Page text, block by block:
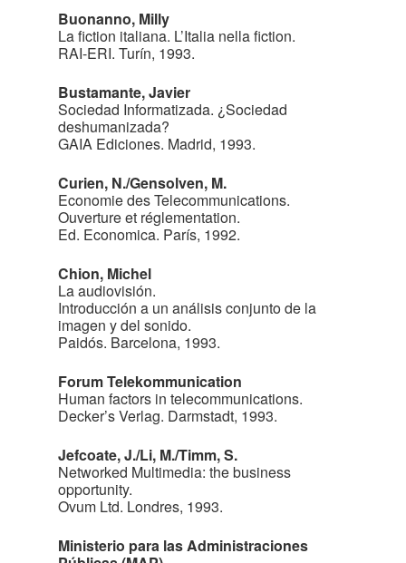
Buonanno, Milly
La fiction italiana. L’Italia nella fiction.
RAI-ERI. Turín, 1993.
Bustamante, Javier
Sociedad Informatizada. ¿Sociedad
deshumanizada?
GAIA Ediciones. Madrid, 1993.
Curien, N./Gensolven, M.
Economie des Telecommunications.
Ouverture et réglementation.
Ed. Economica. París, 1992.
Chion, Michel
La audiovisión.
Introducción a un análisis conjunto de la
imagen y del sonido.
Paidós. Barcelona, 1993.
Forum Telekommunication
Human factors in telecommunications.
Decker’s Verlag. Darmstadt, 1993.
Jefcoate, J./Li, M./Timm, S.
Networked Multimedia: the business
opportunity.
Ovum Ltd. Londres, 1993.
Ministerio para las Administraciones